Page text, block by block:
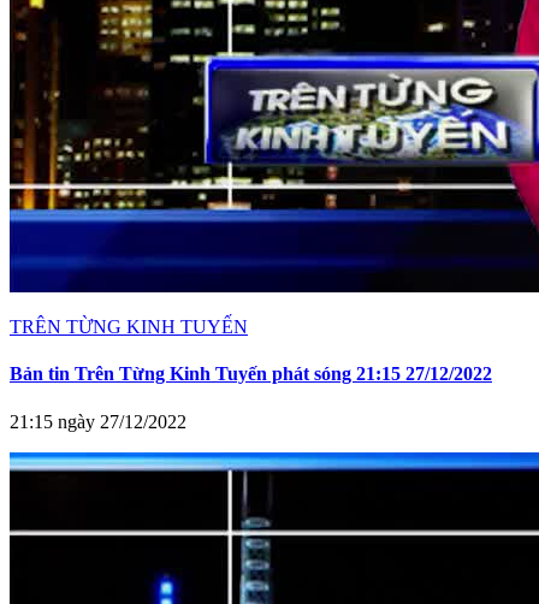
TRÊN TỪNG KINH TUYẾN
Bản tin Trên Từng Kinh Tuyến phát sóng 21:15 27/12/2022
21:15 ngày 27/12/2022